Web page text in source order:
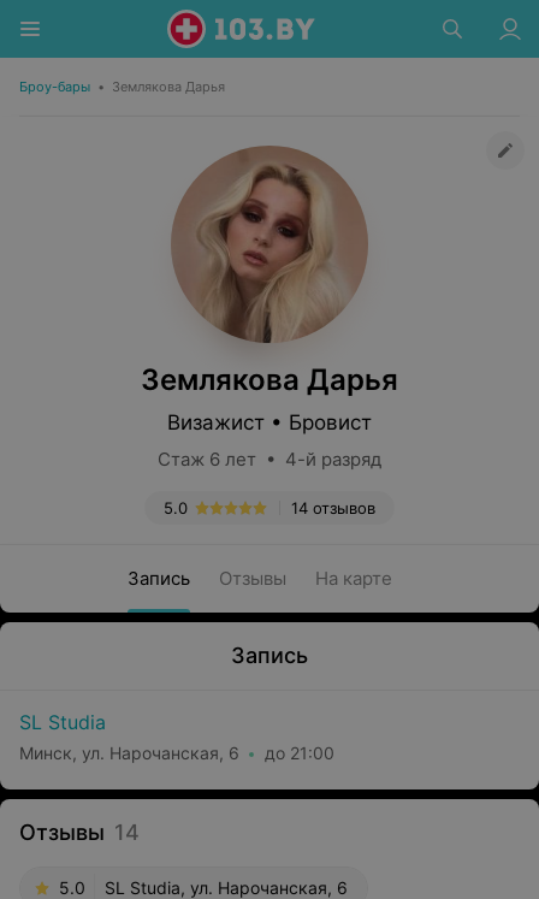
Броу-бары • Землякова Дарья
Землякова Дарья
Визажист • Бровист
Стаж 6 лет • 4-й разряд
14 отзывов
5.0
Запись Отзывы На карте
Запись
SL Studia
Минск, ул. Нарочанская, 6 до 21:00
Отзывы 14
5.0 SL Studia, ул. Нарочанская, 6